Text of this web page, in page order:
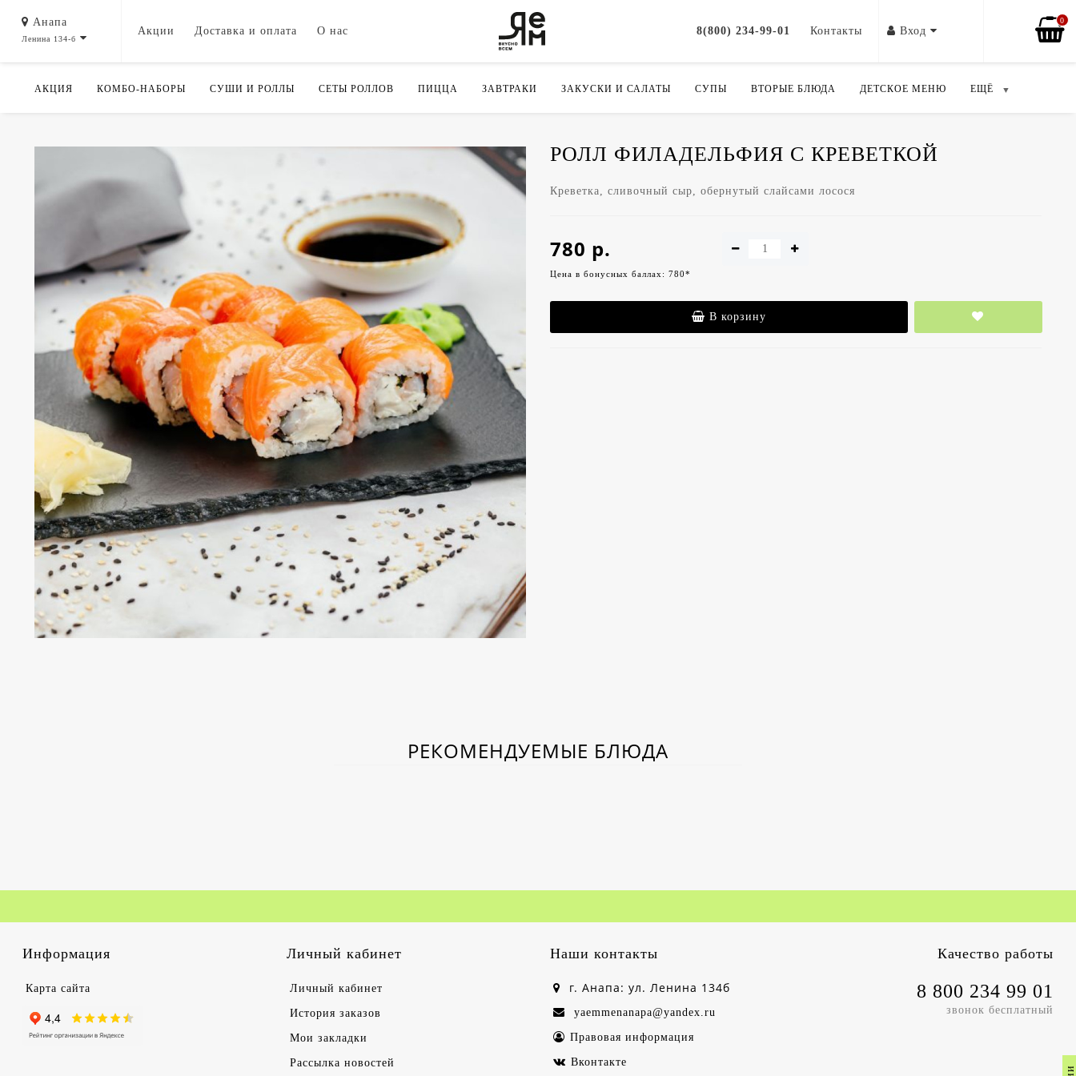
Анапа
Ленина 134-б
Акции Доставка и оплата О нас 8(800) 234-99-01 Контакты Вход
0
АКЦИЯ КОМБО-НАБОРЫ СУШИ И РОЛЛЫ СЕТЫ РОЛЛОВ ПИЦЦА ЗАВТРАКИ ЗАКУСКИ И САЛАТЫ СУПЫ ВТОРЫЕ БЛЮДА ДЕТСКОЕ МЕНЮ ЕЩЁ
РОЛЛ ФИЛАДЕЛЬФИЯ С КРЕВЕТКОЙ
Креветка, сливочный сыр, обернутый слайсами лосося
780 р.
Цена в бонусных баллах: 780*
В корзину
РЕКОМЕНДУЕМЫЕ БЛЮДА
Информация
Карта сайта
Личный кабинет
Личный кабинет
История заказов
Мои закладки
Рассылка новостей
Наши контакты
г. Анапа: ул. Ленина 134б
yaemmenanapa@yandex.ru
Правовая информация
Вконтакте
Качество работы
8 800 234 99 01
звонок бесплатный